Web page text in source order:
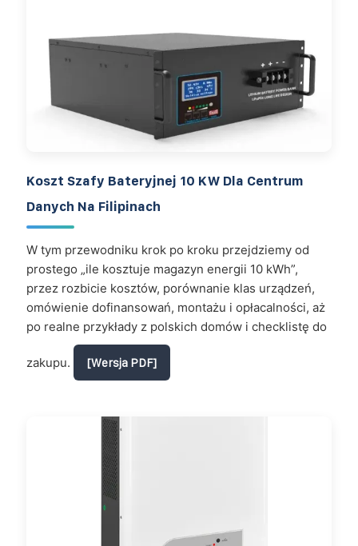
Koszt Szafy Bateryjnej 10 KW Dla Centrum
Danych Na Filipinach
W tym przewodniku krok po kroku przejdziemy od
prostego „ile kosztuje magazyn energii 10 kWh”,
przez rozbicie kosztów, porównanie klas urządzeń,
omówienie dofinansowań, montażu i opłacalności, aż
po realne przykłady z polskich domów i checklistę do
zakupu. [Wersja PDF]